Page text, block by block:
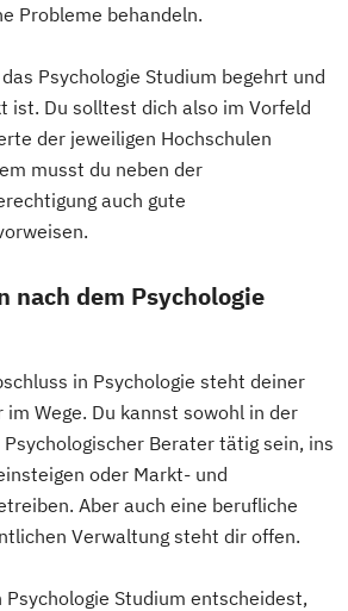
Probleme behandeln.
Psychologie Studium begehrt und
ist. Du solltest dich also im Vorfeld
der jeweiligen Hochschulen
musst du neben der
auch gute
nach dem Psychologie
in Psychologie steht deiner
Wege. Du kannst sowohl in der
Berater tätig sein, ins
oder Markt- und
Aber auch eine berufliche
Verwaltung steht dir offen.
Psychologie Studium entscheidest,